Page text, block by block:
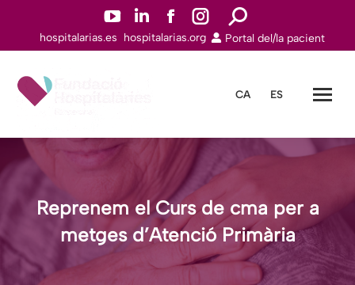
YouTube
page
window
Linkedin
page
window
Facebook
page
window
Instagram
page
window
Search:
hospitalarias.es hospitalarias.org Portal del/la pacient
CA ES
Reprenem el Curs de cma per a
metges d’Atenció Primària